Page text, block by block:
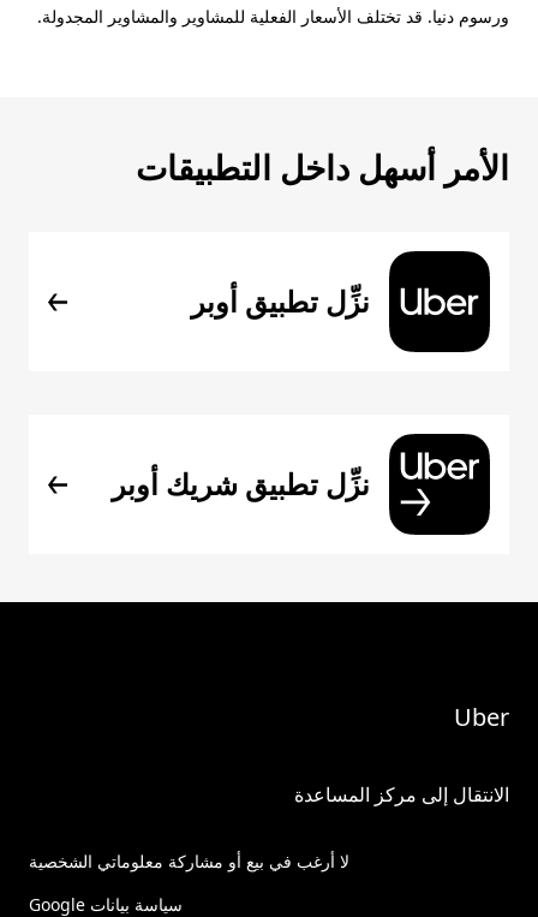
ورسوم دنيا. قد تختلف الأسعار الفعلية للمشاوير والمشاوير المجدولة.
الأمر أسهل داخل التطبيقات
نزِّل تطبيق أوبر
نزِّل تطبيق شريك أوبر
Uber
الانتقال إلى مركز المساعدة
لا أرغب في بيع أو مشاركة معلوماتي الشخصية
سياسة بيانات Google